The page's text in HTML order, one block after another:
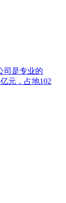
司是专业的
元，占地102